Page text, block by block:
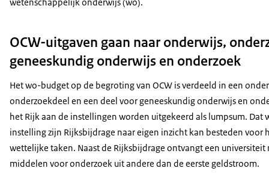
OCW-uitgaven gaan naar onderwijs,
geneeskundig onderwijs en onderzoek
Het wo-budget op de begroting van OCW is verdeeld in een
onderzoekdeel en een deel voor geneeskundig onderwijs en
het Rijk aan de instellingen worden uitgekeerd als lumpsum. Dat
instelling zijn Rijksbijdrage naar eigen inzicht kan besteden voor
wettelijke taken. Naast de Rijksbijdrage ontvangt een
middelen voor onderzoek uit andere dan de eerste geldstroom.